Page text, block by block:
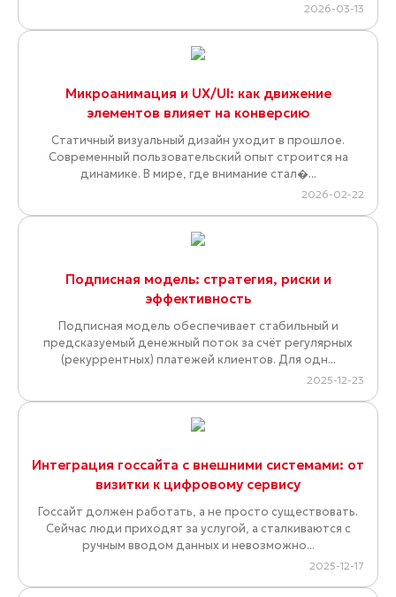
2026-03-13
Микроанимация и UX/UI: как движение
элементов влияет на конверсию
Статичный визуальный дизайн уходит в прошлое.
Современный пользовательский опыт строится на
динамике. В мире, где внимание стал�...
2026-02-22
Подписная модель: стратегия, риски и
эффективность
Подписная модель обеспечивает стабильный и
предсказуемый денежный поток за счёт регулярных
(рекуррентных) платежей клиентов. Для одн...
2025-12-23
Интеграция госсайта с внешними системами: от
визитки к цифровому сервису
Госсайт должен работать, а не просто существовать.
Сейчас люди приходят за услугой, а сталкиваются с
ручным вводом данных и невозможно...
2025-12-17